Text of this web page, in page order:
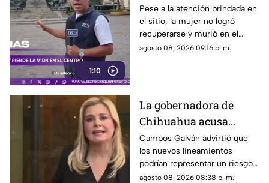
1:10
caminaba por el Centro
de Querétaro
Pese a la atención brindada en
el sitio, la mujer no logró
recuperarse y murió en el
lugar.
agosto 08, 2026 09:16 p. m.
La gobernadora de
Chihuahua acusa
posible censura
impulsada desde el
Gobierno Federal
Campos Galván advirtió que
los nuevos lineamientos
podrían representar un riesgo
para la libertad de expresión
agosto 08, 2026 08:38 p. m.